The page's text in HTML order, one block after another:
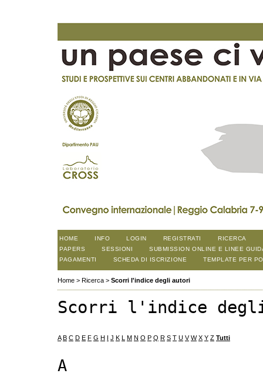
HOME INFO LOGIN REGISTRATI RICERCA
PAPERS
SESSIONI
SUBMISSION ONLINE E LINEE
PAGAMENTI
SCHEDA DI ISCRIZIONE TEMPLATE PER
Home > Ricerca > Scorri l'indice degli autori
Scorri l'indice
A B C D E F G H I J K L M N O P Q R S T U V W X Y Z Tutti
A